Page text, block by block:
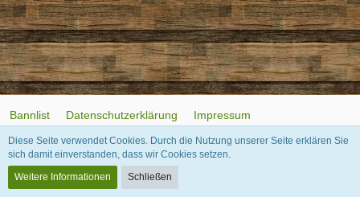
Bannlist Datenschutzerklärung Impressum
Community-Software:
Diese Seite verwendet Cookies. Durch die Nutzung unserer Seite erklären Sie
sich damit einverstanden, dass wir Cookies setzen.
Weitere Informationen
Schließen